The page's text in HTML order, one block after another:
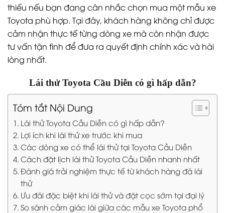
thiếu nếu bạn đang cân nhắc chọn mua một mẫu xe
Toyota phù hợp. Tại đây, khách hàng không chỉ được
cảm nhận thực tế từng dòng xe mà còn nhận được
tư vấn tận tình để đưa ra quyết định chính xác và hài
lòng nhất.
Lái thử Toyota Cầu Diễn có gì hấp dẫn?
Tóm tắt Nội Dung
Lái thử Toyota Cầu Diễn có gì hấp dẫn?
Lợi ích khi lái thử xe trước khi mua
Các dòng xe có thể lái thử tại Toyota Cầu Diễn
Cách đặt lịch lái thử Toyota Cầu Diễn nhanh nhất
Đánh giá trải nghiệm thực tế từ khách hàng đã lái
thử
Ưu đãi đặc biệt khi lái thử và đặt cọc sớm tại đại lý
So sánh cảm giác lái giữa các mẫu xe Toyota phổ